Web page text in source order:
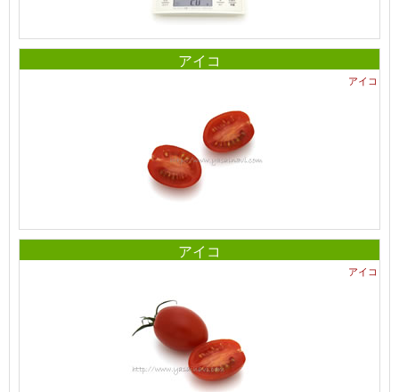
アイコ
アイコ
アイコ
アイコ